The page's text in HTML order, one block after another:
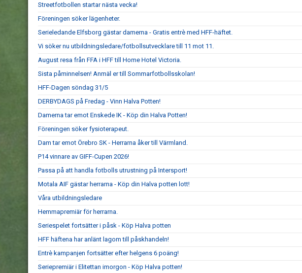
Streetfotbollen startar nästa vecka!
Föreningen söker lägenheter.
Serieledande Elfsborg gästar damerna - Gratis entrè med HFF-häftet.
Vi söker nu utbildningsledare/fotbollsutvecklare till 11 mot 11.
August resa från FFA i HFF till Home Hotel Victoria.
Sista påminnelsen! Anmäl er till Sommarfotbollsskolan!
HFF-Dagen söndag 31/5
DERBYDAGS på Fredag - Vinn Halva Potten!
Damerna tar emot Enskede IK - Köp din Halva Potten!
Föreningen söker fysioterapeut.
Dam tar emot Örebro SK - Herrarna åker till Värmland.
P14 vinnare av GIFF-Cupen 2026!
Passa på att handla fotbolls utrustning på Intersport!
Motala AIF gästar herrarna - Köp din Halva potten lott!
Våra utbildningsledare
Hemmapremiär för herrarna.
Seriespelet fortsätter i påsk - Köp Halva potten
HFF häftena har anlänt lagom till påskhandeln!
Entrè kampanjen fortsätter efter helgens 6 poäng!
Seriepremiär i Elitettan imorgon - Köp Halva potten!